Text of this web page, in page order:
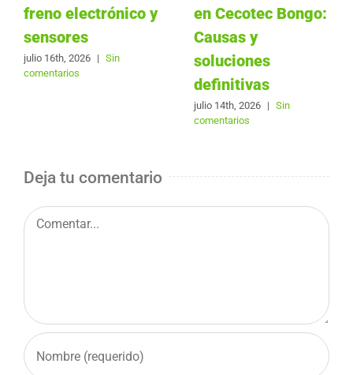
freno electrónico y
sensores
julio 16th, 2026 | Sin
comentarios
en Cecotec Bongo:
Causas y
soluciones
definitivas
julio 14th, 2026 | Sin
comentarios
Deja tu comentario
Comentar